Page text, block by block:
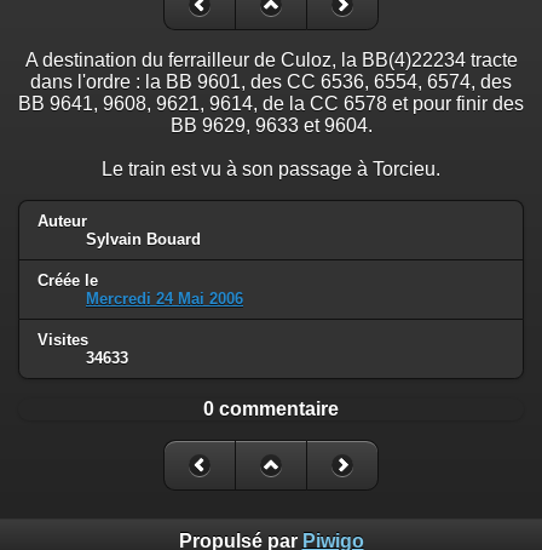
A destination du ferrailleur de Culoz, la BB(4)22234 tracte
dans l'ordre : la BB 9601, des CC 6536, 6554, 6574, des
BB 9641, 9608, 9621, 9614, de la CC 6578 et pour finir des
BB 9629, 9633 et 9604.
Le train est vu à son passage à Torcieu.
Auteur
Sylvain Bouard
Créée le
Mercredi 24 Mai 2006
Visites
34633
0 commentaire
Propulsé par Piwigo